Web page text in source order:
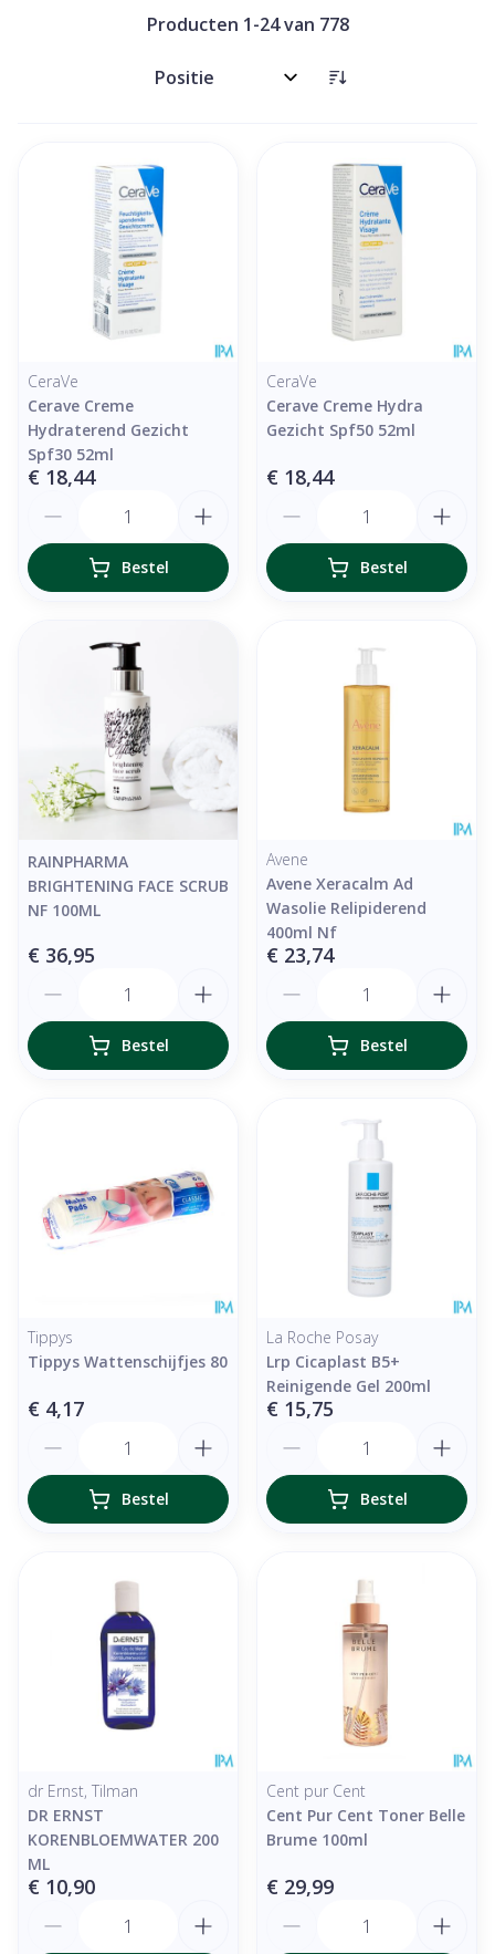
Producten 1-24van 778
Sorteer op:
CeraVe
Cerave Creme
Hydraterend Gezicht
Spf30 52ml
€ 18,44
Bestel
CeraVe
Cerave Creme Hydra
Gezicht Spf50 52ml
€ 18,44
Bestel
RAINPHARMA
BRIGHTENING FACE SCRUB
NF 100ML
€ 36,95
Bestel
Avene
Avene Xeracalm Ad
Wasolie Relipiderend
400ml Nf
€ 23,74
Bestel
Tippys
Tippys Wattenschijfjes 80
€ 4,17
Bestel
La Roche Posay
Lrp Cicaplast B5+
Reinigende Gel 200ml
€ 15,75
Bestel
dr Ernst, Tilman
DR ERNST
KORENBLOEMWATER 200
ML
€ 10,90
Cent pur Cent
Cent Pur Cent Toner Belle
Brume 100ml
€ 29,99